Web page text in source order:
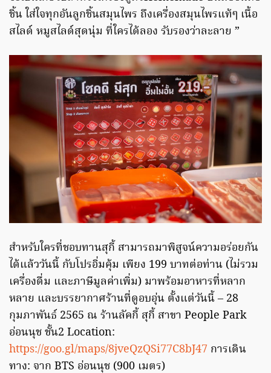
ชิ้น ใส่ใจทุกอันลูกชิ้นสมุนไพร ถึงเครื่องสมุนไพรแท้ๆ เนื้อ
สไลด์ หมูสไลด์สุดนุ่ม ที่ใครได้ลอง รับรองว่าละลาย ”
สำหรับใครที่ชอบทานสุกี้ สามารถมาพิสูจน์ความอร่อยกัน
ได้แล้ววันนี้ กับโปรอิ่มคุ้ม เพียง 199 บาทต่อท่าน (ไม่รวม
เครื่องดื่ม และภาษีมูลค่าเพิ่ม) มาพร้อมอาหารที่หลาก
หลาย และบรรยากาศร้านที่ดูอบอุ่น ตั้งแต่วันนี้ – 28
กุมภาพันธ์ 2565 ณ ร้านลัคกี้ สุกี้ สาขา People Park
อ่อนนุช ชั้น2 Location:
https://goo.gl/maps/8jveQzQSi77C8bJ47 การเดิน
ทาง: จาก BTS อ่อนนุช (900 เมตร)